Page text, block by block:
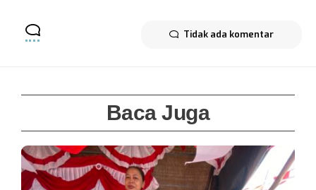
Tidak ada komentar
Baca Juga